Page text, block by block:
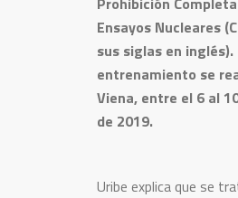
Ensayos Nucleares
sus siglas en inglés).
entrenamiento se
Viena, entre el 6 al
de 2019.
Uribe explica que se